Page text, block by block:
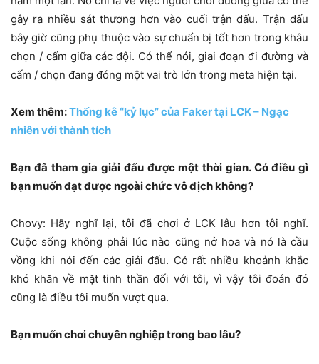
gây ra nhiều sát thương hơn vào cuối trận đấu. Trận đấu
bây giờ cũng phụ thuộc vào sự chuẩn bị tốt hơn trong khâu
chọn / cấm giữa các đội. Có thể nói, giai đoạn đi đường và
cấm / chọn đang đóng một vai trò lớn trong meta hiện tại.
Xem thêm:Thống kê “kỷ lục” của Faker tại LCK – Ngạc
nhiên với thành tích
Bạn đã tham gia giải đấu được một thời gian. Có điều gì
bạn muốn đạt được ngoài chức vô địch không?
Chovy: Hãy nghĩ lại, tôi đã chơi ở LCK lâu hơn tôi nghĩ.
Cuộc sống không phải lúc nào cũng nở hoa và nó là cầu
vồng khi nói đến các giải đấu. Có rất nhiều khoảnh khắc
khó khăn về mặt tinh thần đối với tôi, vì vậy tôi đoán đó
cũng là điều tôi muốn vượt qua.
Bạn muốn chơi chuyên nghiệp trong bao lâu?